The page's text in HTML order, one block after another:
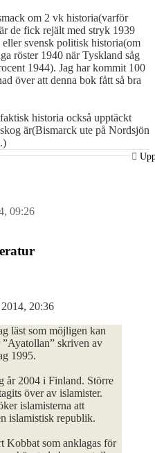
om 2 vk historia(varför
de fick rejält med stryk 1939
eller svensk politisk historia(om
röster 1940 när Tyskland såg
1944). Jag har kommit 100
över att denna bok fått så bra
historia också upptäckt
är(Bismarck ute på Nordsjön
09:26
20:36
läst som möjligen kan
skriven av
1995.
år 2004 i Finland. Större
över av islamister.
islamisterna att
islamistisk republik.
Kobbat som anklagas för